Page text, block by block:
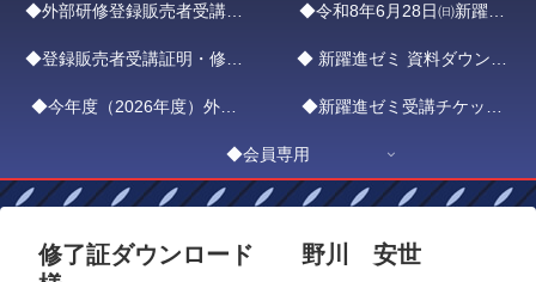
入会申込
◆外部研修登録販売者受講証
明書申請フォーム
◆令和8年6月28日㈰新躍進
ゼミ ZOOMエントリー
◆登録販売者受講証明・修了
証ダウンロード
◆ 新躍進ゼミ 資料ダウンロ
ード
◆今年度（2026年度）外部 ◆新躍進ゼミ受講チケット
（1,000円）
◆会員専用
修了証ダウンロード 野川 安世